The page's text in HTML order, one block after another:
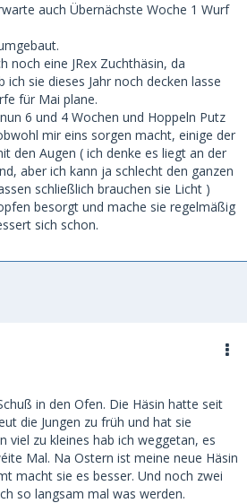
auch Übernächste Woche 1 Wurf
noch eine JRex Zuchthäsin, da
sie dieses Jahr noch decken lasse
für Mai plane.
6 und 4 Wochen und Hoppeln Putz
mir eins sorgen macht, einige der
den Augen ( ich denke es liegt an der
aber ich kann ja schlecht den ganzen
schließlich brauchen sie Licht )
besorgt und mache sie regelmäßig
sich schon.
in den Ofen. Die Häsin hatte seit
die Jungen zu früh und hat sie
viel zu kleines hab ich weggetan, es
Mal. Na Ostern ist meine neue Häsin
macht sie es besser. Und noch zwei
so langsam mal was werden.